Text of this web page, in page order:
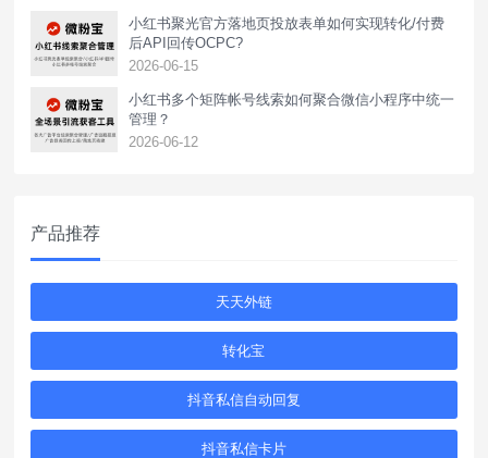
小红书聚光官方落地页投放表单如何实现转化/付费
后API回传OCPC?
2026-06-15
小红书多个矩阵帐号线索如何聚合微信小程序中统一
管理？
2026-06-12
产品推荐
天天外链
转化宝
抖音私信自动回复
抖音私信卡片